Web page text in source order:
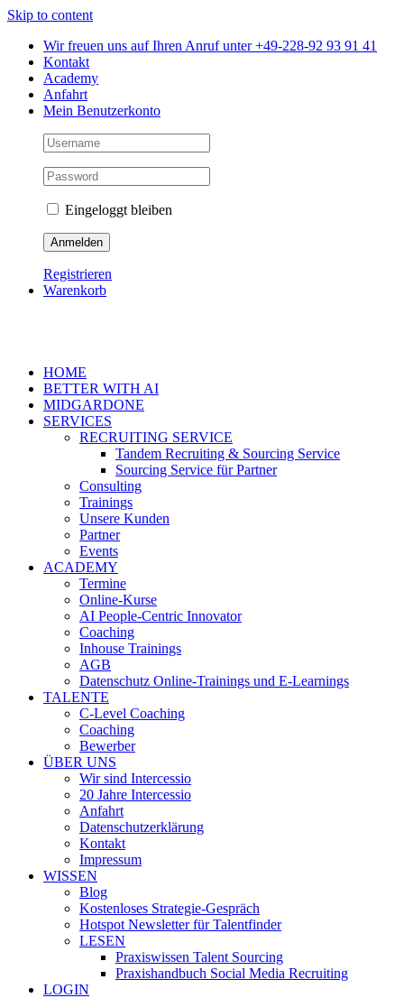
Skip to content
Wir freuen uns auf Ihren Anruf unter +49-228-92 93 91 41
Kontakt
Academy
Anfahrt
Mein Benutzerkonto
Eingeloggt bleiben
Registrieren
Warenkorb
HOME
BETTER WITH AI
MIDGARDONE
SERVICES
RECRUITING SERVICE
Tandem Recruiting & Sourcing Service
Sourcing Service für Partner
Consulting
Trainings
Unsere Kunden
Partner
Events
ACADEMY
Termine
Online-Kurse
AI People-Centric Innovator
Coaching
Inhouse Trainings
AGB
Datenschutz Online-Trainings und E-Learnings
TALENTE
C-Level Coaching
Coaching
Bewerber
ÜBER UNS
Wir sind Intercessio
20 Jahre Intercessio
Anfahrt
Datenschutzerklärung
Kontakt
Impressum
WISSEN
Blog
Kostenloses Strategie-Gespräch
Hotspot Newsletter für Talentfinder
LESEN
Praxiswissen Talent Sourcing
Praxishandbuch Social Media Recruiting
LOGIN